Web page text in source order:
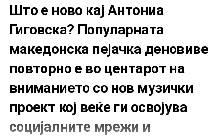
Што е ново кај Антониа
Гиговска? Популарната
македонска пејачка деновиве
повторно е во центарот на
вниманието со нов музички
проект кој веќе ги освојува
социјалните мрежи и